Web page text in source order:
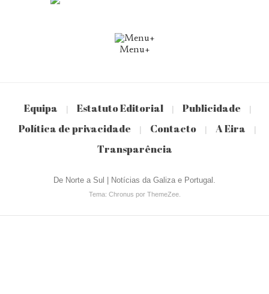
Menu+
Equipa | Estatuto Editorial | Publicidade |
Política de privacidade | Contacto | A Eira |
Transparência
De Norte a Sul | Notícias da Galiza e Portugal.
Tema: Chronus por ThemeZee.